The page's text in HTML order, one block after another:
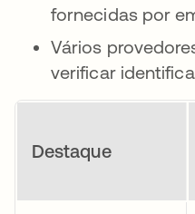
fornecidas por
Vários
verificar
Destaque